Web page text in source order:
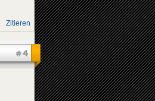
Zitieren
#4